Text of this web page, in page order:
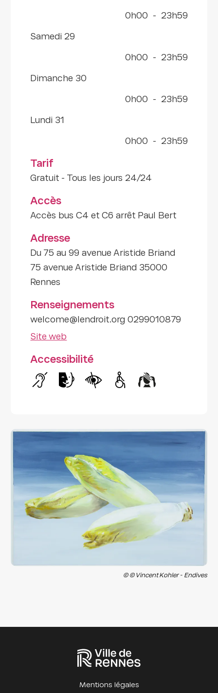
0h00 - 23h59
samedi 29
0h00 - 23h59
dimanche 30
0h00 - 23h59
lundi 31
0h00 - 23h59
Tarif
Gratuit - Tous les jours 24/24
Accès
Accès bus C4 et C6 arrêt Paul Bert
Adresse
Du 75 au 99 avenue Aristide Briand
75 avenue Aristide Briand 35000
Rennes
Renseignements
welcome@lendroit.org 0299010879
Site web
Accessibilité
Handicap auditif
Handicap intellectuel
Handicap visuel
Handicap moteur
© © Vincent Kohler - Endives
Mentions légales